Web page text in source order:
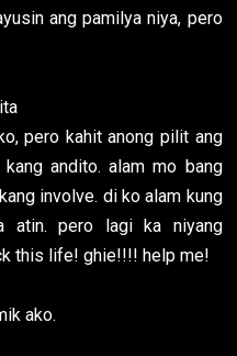
ang pamilya niya, pero
pero kahit anong pilit ang
andito. alam mo bang
involve. di ko alam kung
atin. pero lagi ka niyang
this life! ghie!!!! help me!
ako.